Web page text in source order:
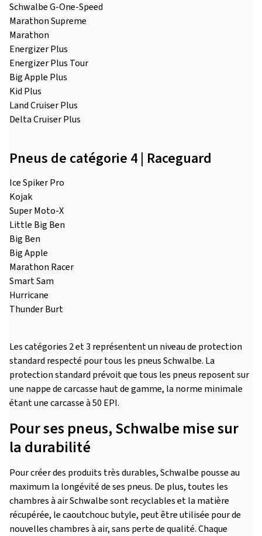
Schwalbe G-One-Speed
Marathon Supreme
Marathon
Energizer Plus
Energizer Plus Tour
Big Apple Plus
Kid Plus
Land Cruiser Plus
Delta Cruiser Plus
Pneus de catégorie 4 | Raceguard
Ice Spiker Pro
Kojak
Super Moto-X
Little Big Ben
Big Ben
Big Apple
Marathon Racer
Smart Sam
Hurricane
Thunder Burt
Les catégories 2 et 3 représentent un niveau de protection
standard respecté pour tous les pneus Schwalbe. La
protection standard prévoit que tous les pneus reposent sur
une nappe de carcasse haut de gamme, la norme minimale
étant une carcasse à 50 EPI.
Pour ses pneus, Schwalbe mise sur
la durabilité
Pour créer des produits très durables, Schwalbe pousse au
maximum la longévité de ses pneus. De plus, toutes les
chambres à air Schwalbe sont recyclables et la matière
récupérée, le caoutchouc butyle, peut être utilisée pour de
nouvelles chambres à air, sans perte de qualité. Chaque